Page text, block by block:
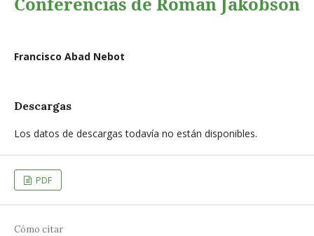
Francisco Abad Nebot
Descargas
Los datos de descargas todavía no están disponibles.
PDF
Cómo citar